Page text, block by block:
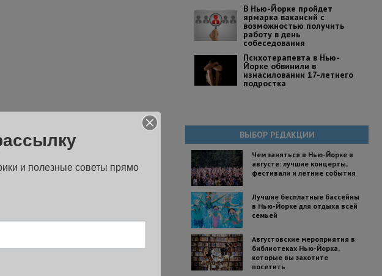
В Нью-Йорке пройдет
ярмарка вакансий с
возможностью получить
работу в день
собеседования
Психотерапевта в Нью-
Йорке обвинили в
изнасиловании 17-летнего
подростка
ВЫБОР РЕДАКЦИИ
Чем заняться в Нью-Йорке в
августе: лучшие концерты,
фестивали и летние события
Лучшие бесплатные бассейны
в Нью-Йорке для отдыха всей
семьей
Августовские мероприятия в
библиотеках Нью-Йорка,
которые вы захотите
посетить
и полезные советы прямо